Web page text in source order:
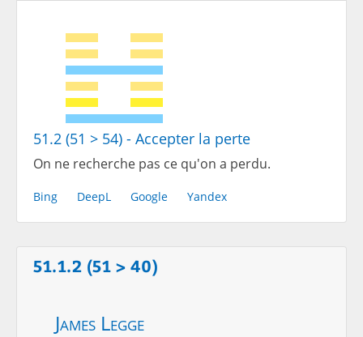
51.2 (51 > 54) - Accepter la perte
On ne recherche pas ce qu'on a perdu.
Bing DeepL Google Yandex
51.1.2 (51 > 40)
James Legge